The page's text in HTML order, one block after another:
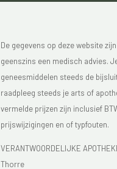
De gegevens op deze website
geenszins een medisch advies.
geneesmiddelen steeds de
raadpleeg steeds je arts of
vermelde prijzen zijn inclusief
prijswijzigingen en of typfouten.
VERANTWOORDELIJKE
Thorre